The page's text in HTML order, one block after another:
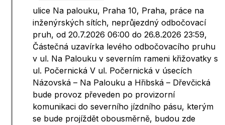
ulice Na palouku, Praha 10, Praha, práce na
inženýrských sítích, neprůjezdný odbočovací
pruh, od 20.7.2026 06:00 do 26.8.2026 23:59,
Částečná uzavírka levého odbočovacího pruhu
v ul. Na Palouku v severním rameni křižovatky s
ul. Počernická V ul. Počernická v úsecích
Názovská – Na Palouku a Hřibská – Dřevčická
bude provoz převeden po provizorní
komunikaci do severního jízdního pásu, kterým
se bude projíždět obousměrně, budou zde